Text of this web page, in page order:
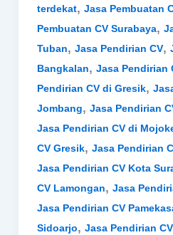
terdekat, Jasa Pembuatan
Pembuatan CV Surabaya,
Tuban, Jasa Pendirian CV,
Bangkalan, Jasa Pendirian
Pendirian CV di Gresik,
Jombang, Jasa Pendirian
Jasa Pendirian CV di
CV Gresik, Jasa Pendirian
Jasa Pendirian CV Kota
CV Lamongan, Jasa
Jasa Pendirian CV
Sidoarjo, Jasa Pendirian